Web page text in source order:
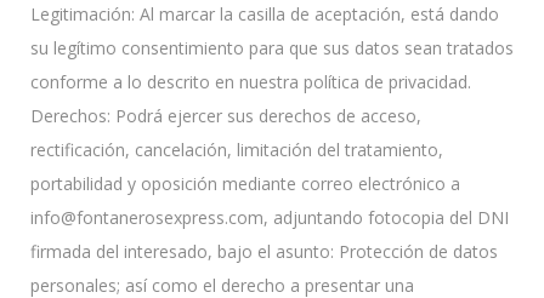
Legitimación: Al marcar la casilla de aceptación, está dando
su legítimo consentimiento para que sus datos sean tratados
conforme a lo descrito en nuestra política de privacidad.
Derechos: Podrá ejercer sus derechos de acceso,
rectificación, cancelación, limitación del tratamiento,
portabilidad y oposición mediante correo electrónico a
info@fontanerosexpress.com, adjuntando fotocopia del DNI
firmada del interesado, bajo el asunto: Protección de datos
personales; así como el derecho a presentar una